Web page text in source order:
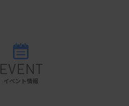
EVENT
イベント情報